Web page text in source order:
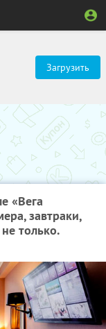
Загрузить
«Вега
завтраки,
только.